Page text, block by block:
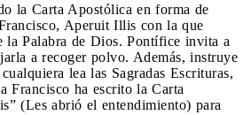
la Carta Apostólica en forma de
Aperuit Illis con la que
la Palabra de Dios. Pontífice invita a
a recoger polvo. Además, instruye
lea las Sagradas Escrituras,
Francisco ha escrito la Carta
(Les abrió el entendimiento) para